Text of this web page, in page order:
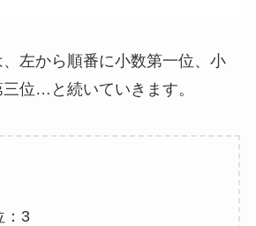
左から順番に小数第一位、小
位…と続いていきます。
：3